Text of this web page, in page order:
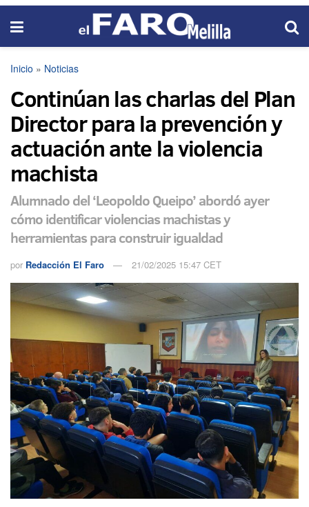
Inicio » Noticias
Continúan las charlas del Plan
Director para la prevención y
actuación ante la violencia
machista
Alumnado del ‘Leopoldo Queipo’ abordó ayer
cómo identificar violencias machistas y
herramientas para construir igualdad
por Redacción El Faro 21/02/2025 15:47 CET